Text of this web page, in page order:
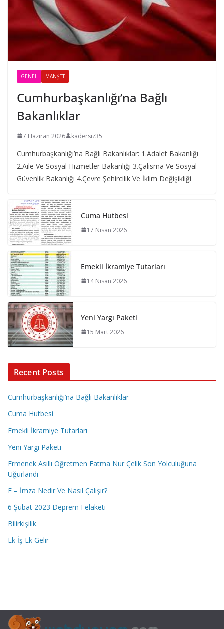
GENEL MANŞET
Cumhurbaşkanlığı’na Bağlı
Bakanlıklar
7 Haziran 2026 kadersiz35
Cumhurbaşkanlığı’na Bağlı Bakanlıklar: 1.Adalet Bakanlığı
2.Aile Ve Sosyal Hizmetler Bakanlığı 3.Çalisma Ve Sosyal
Güvenlik Bakanlığı 4.Çevre Şehircilik Ve İklim Değişikliği
Cuma Hutbesi
17 Nisan 2026
Emekli İkramiye Tutarları
14 Nisan 2026
Yeni Yargı Paketi
15 Mart 2026
Recent Posts
Cumhurbaşkanlığı’na Bağlı Bakanlıklar
Cuma Hutbesi
Emekli İkramiye Tutarları
Yeni Yargı Paketi
Ermenek Asıllı Öğretmen Fatma Nur Çelik Son Yolculuğuna
Uğurlandı
E – İmza Nedir Ve Nasıl Çalışır?
6 Şubat 2023 Deprem Felaketi
Bilirkişilik
Ek İş Ek Gelir